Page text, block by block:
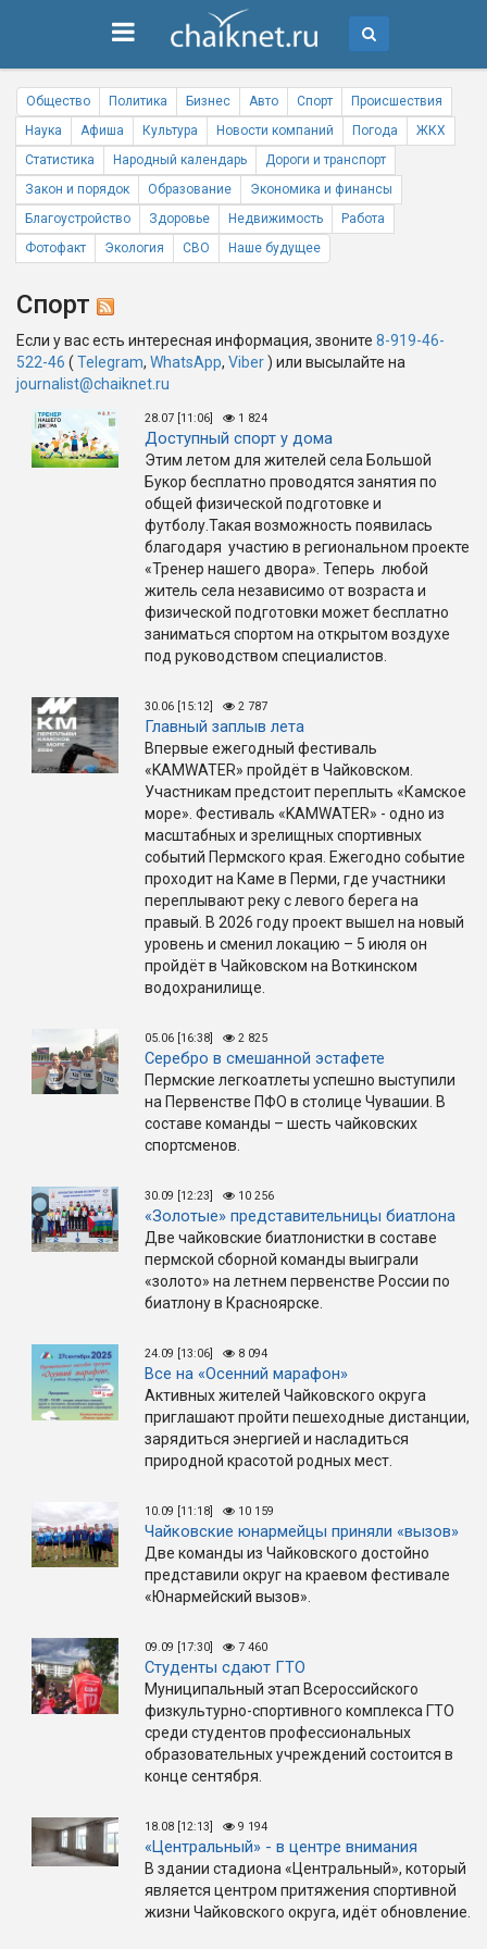
Общество Политика Бизнес Авто Спорт
Происшествия
Наука
Афиша Культура Новости компаний Погода
ЖКХ
Статистика
Народный календарь
Дороги и транспорт
Закон и порядок
Образование
Экономика и финансы
Благоустройство
Здоровье Недвижимость
Работа
Фотофакт
Экология СВО Наше будущее
Спорт
Если у вас есть интересная информация, звоните 8-919-46-
522-46 ( Telegram, WhatsApp, Viber) или высылайте на
journalist@chaiknet.ru
28.07 [11:06] 1 824
Доступный спорт у дома
Этим летом для жителей села Большой
Букор бесплатно проводятся занятия по
общей физической подготовке и
футболу.Такая возможность появилась
благодаря участию в региональном проекте
«Тренер нашего двора». Теперь любой
житель села независимо от возраста и
физической подготовки может бесплатно
заниматься спортом на открытом воздухе
под руководством специалистов.
30.06 [15:12] 2 787
Главный заплыв лета
Впервые ежегодный фестиваль
«KAMWATER» пройдёт в Чайковском.
Участникам предстоит переплыть «Камское
море». Фестиваль «KAMWATER» - одно из
масштабных и зрелищных спортивных
событий Пермского края. Ежегодно событие
проходит на Каме в Перми, где участники
переплывают реку с левого берега на
правый. В 2026 году проект вышел на новый
уровень и сменил локацию – 5 июля он
пройдёт в Чайковском на Воткинском
водохранилище.
05.06 [16:38] 2 825
Серебро в смешанной эстафете
Пермские легкоатлеты успешно выступили
на Первенстве ПФО в столице Чувашии. В
составе команды – шесть чайковских
спортсменов.
30.09 [12:23] 10 256
«Золотые» представительницы биатлона
Две чайковские биатлонистки в составе
пермской сборной команды выиграли
«золото» на летнем первенстве России по
биатлону в Красноярске.
24.09 [13:06] 8 094
Все на «Осенний марафон»
Активных жителей Чайковского округа
приглашают пройти пешеходные дистанции,
зарядиться энергией и насладиться
природной красотой родных мест.
10.09 [11:18] 10 159
Чайковские юнармейцы приняли «вызов»
Две команды из Чайковского достойно
представили округ на краевом фестивале
«Юнармейский вызов».
09.09 [17:30] 7 460
Студенты сдают ГТО
Муниципальный этап Всероссийского
физкультурно-спортивного комплекса ГТО
среди студентов профессиональных
образовательных учреждений состоится в
конце сентября.
18.08 [12:13] 9 194
«Центральный» - в центре внимания
В здании стадиона «Центральный», который
является центром притяжения спортивной
жизни Чайковского округа, идёт обновление.